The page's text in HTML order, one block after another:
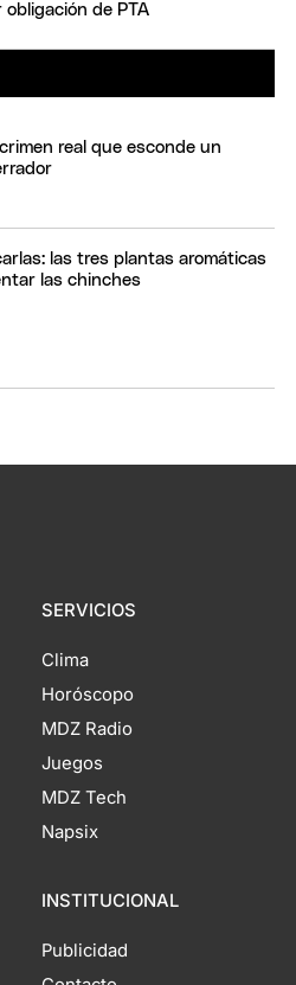
obligación de PTA
real que esconde un
las tres plantas aromáticas
las chinches
SERVICIOS
Clima
Horóscopo
MDZ Radio
Juegos
MDZ Tech
Napsix
INSTITUCIONAL
Publicidad